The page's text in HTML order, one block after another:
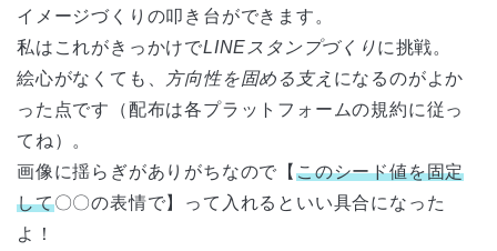
イメージづくりの叩き台ができます。
私はこれがきっかけでLINEスタンプづくりに挑戦。
絵心がなくても、
方向性を固める支え になるのがよか
った点です（配布は各プラットフォームの規約に従っ
てね）。
画像に揺らぎがありがちなので【このシード値を固定
して〇〇の表情で】って入れるといい具合になった
よ！